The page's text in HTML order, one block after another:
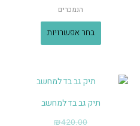
הנמכרים
בחר אפשרויות
תיק גב בד למחשב
₪420.00